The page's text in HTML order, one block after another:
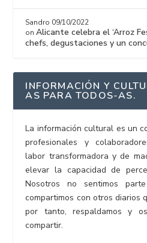
Sandro 09/10/2022
onAlicante celebra el ‘Arroz
chefs, degustaciones y un
INFORMACIÓN Y
AS PARA TODOS-AS.
La información cultural es un
profesionales y
labor transformadora y de
elevar la capacidad de
Nosotros no sentimos
compartimos con otros diarios
por tanto, respaldamos y
compartir.